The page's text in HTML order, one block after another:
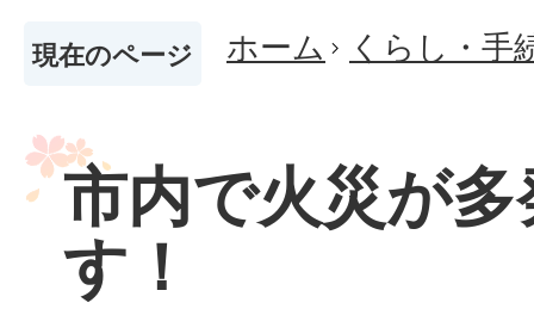
現在のページ ホーム くらし・手
市内で火災が
す！